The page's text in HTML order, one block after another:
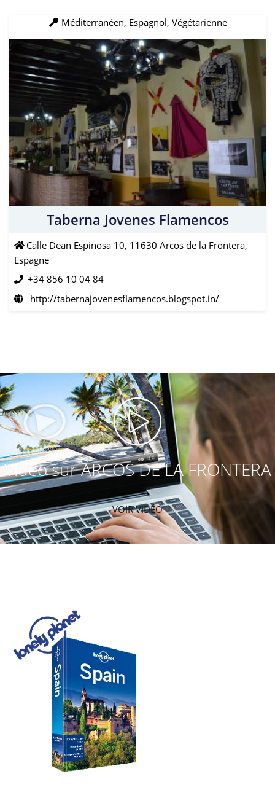
Méditerranéen, Espagnol, Végétarienne
Taberna Jovenes Flamencos
Calle Dean Espinosa 10, 11630 Arcos de la Frontera,
Espagne
+34 856 10 04 84
http://tabernajovenesflamencos.blogspot.in/
Vidéo sur ARCOS DE LA FRONTERA
VOIR VIDÉO